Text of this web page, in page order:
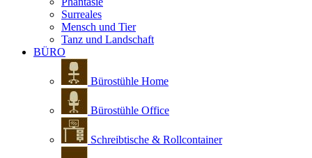
Surreales
Mensch und Tier
Tanz und Landschaft
BÜRO
Bürostühle Home
Bürostühle Office
Schreibtische & Rollcontainer